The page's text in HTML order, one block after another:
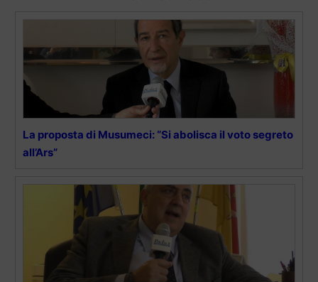
La proposta di Musumeci: “Si abolisca il voto segreto
all’Ars”